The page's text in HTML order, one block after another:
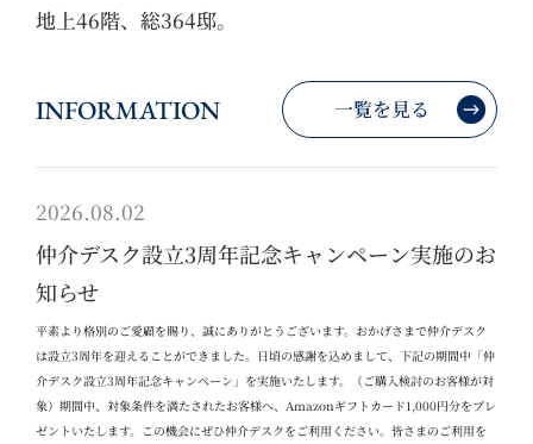
地上46階、総364邸。
INFORMATION 一覧を見る
2026.08.02
仲介デスク設立3周年記念キャンペーン実施のお
知らせ
平素より格別のご愛顧を賜り、誠にありがとうございます。おかげさまで仲介デスク
は設立3周年を迎えることができました。日頃の感謝を込めまして、下記の期間中「仲
介デスク設立3周年記念キャンペーン」を実施いたします。（ご購入検討のお客様が対
象）期間中、対象条件を満たされたお客様へ、 Amazonギフトカード1,000円分をプレ
ゼントいたします。この機会にぜひ仲介デスクをご利用ください。 皆さまのご利用を